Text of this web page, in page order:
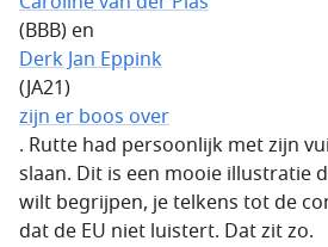
(BBB) en
Derk Jan Eppink
(JA21)
zijn er boos over
. Rutte had persoonlijk met zijn
slaan. Dit is een mooie illustratie
wilt begrijpen, je telkens tot de
dat de EU niet luistert. Dat zit zo.